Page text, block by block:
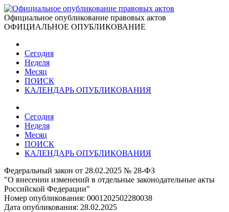
Официальное опубликование правовых актов
ОФИЦИАЛЬНОЕ ОПУБЛИКОВАНИЕ
Сегодня
Неделя
Месяц
ПОИСК
КАЛЕНДАРЬ ОПУБЛИКОВАНИЯ
Сегодня
Неделя
Месяц
ПОИСК
КАЛЕНДАРЬ ОПУБЛИКОВАНИЯ
Федеральный закон от 28.02.2025 № 28-ФЗ
"О внесении изменений в отдельные законодательные акты
Российской Федерации"
Номер опубликования: 0001202502280038
Дата опубликования: 28.02.2025